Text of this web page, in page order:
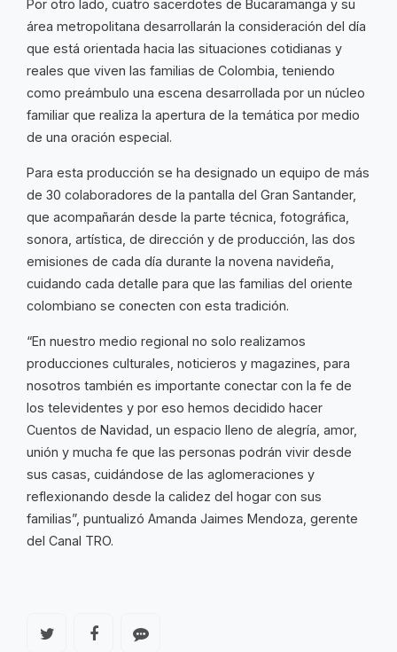
Por otro lado, cuatro sacerdotes de Bucaramanga y su
área metropolitana desarrollarán la consideración del día
que está orientada hacia las situaciones cotidianas y
reales que viven las familias de Colombia, teniendo
como preámbulo una escena desarrollada por un núcleo
familiar que realiza la apertura de la temática por medio
de una oración especial.
Para esta producción se ha designado un equipo de más
de 30 colaboradores de la pantalla del Gran Santander,
que acompañarán desde la parte técnica, fotográfica,
sonora, artística, de dirección y de producción, las dos
emisiones de cada día durante la novena navideña,
cuidando cada detalle para que las familias del oriente
colombiano se conecten con esta tradición.
“En nuestro medio regional no solo realizamos
producciones culturales, noticieros y magazines, para
nosotros también es importante conectar con la fe de
los televidentes y por eso hemos decidido hacer
Cuentos de Navidad, un espacio lleno de alegría, amor,
unión y mucha fe que las personas podrán vivir desde
sus casas, cuidándose de las aglomeraciones y
reflexionando desde la calidez del hogar con sus
familias”, puntualizó Amanda Jaimes Mendoza, gerente
del Canal TRO.